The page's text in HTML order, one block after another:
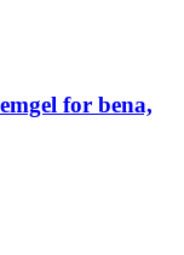
for bena,